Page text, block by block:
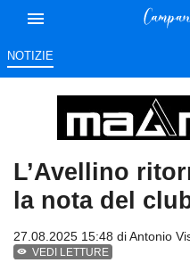
NOTIZIE
L’Avellino
la nota del
27.08.2025 15:48 diAntonio
VEDI LETTURE